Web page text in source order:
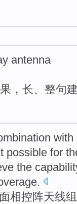
antenna
，长、整句
with
possible for
the
相控阵天线